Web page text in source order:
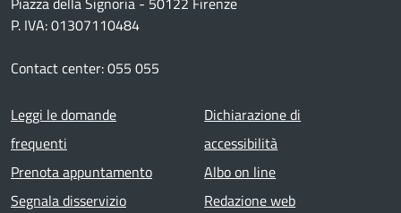
P. IVA: 01307110484
Contact center: 055 055
Footer menu
Leggi le domande
frequenti
Prenota appuntamento
Segnala disservizio
Dichiarazione di
accessibilità
Albo on line
Redazione web